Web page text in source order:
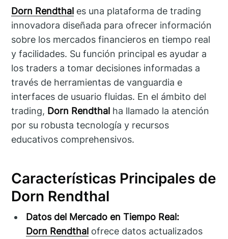
Dorn Rendthal es una plataforma de trading
innovadora diseñada para ofrecer información
sobre los mercados financieros en tiempo real
y facilidades. Su función principal es ayudar a
los traders a tomar decisiones informadas a
través de herramientas de vanguardia e
interfaces de usuario fluidas. En el ámbito del
trading, Dorn Rendthal ha llamado la atención
por su robusta tecnología y recursos
educativos comprehensivos.
Características Principales de
Dorn Rendthal
Datos del Mercado en Tiempo Real:
Dorn Rendthal ofrece datos actualizados